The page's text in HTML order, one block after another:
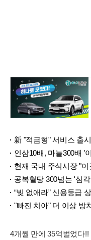
新 "적금형" 서비스 출시! 멤버십
인삼10배, 마늘300배 '
현재 국내 주식시장 "
공복혈당 300넘는 '심
“빚 없애라” 신용등급
"빠진 치아" 더 이상 방
4개월 만에 35억벌었다